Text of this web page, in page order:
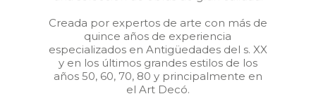
Creada por expertos de arte con más de
quince años de experiencia
especializados en Antigüedades del s. XX
y en los últimos grandes estilos de los
años 50, 60, 70, 80 y principalmente en
el Art Decó.